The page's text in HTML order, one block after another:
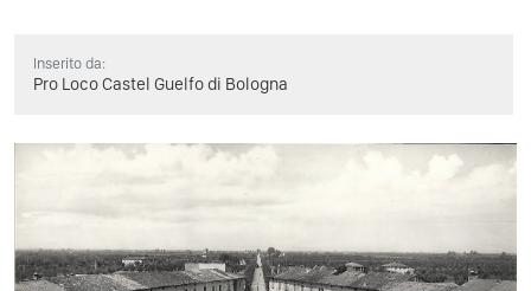
Inserito da:
Pro Loco Castel Guelfo di Bologna